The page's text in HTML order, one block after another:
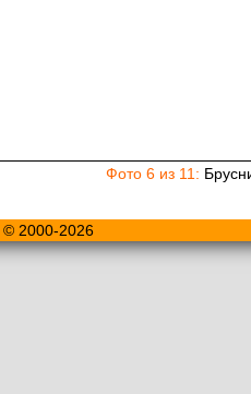
Фото 6 из 11:
© 2000-2026